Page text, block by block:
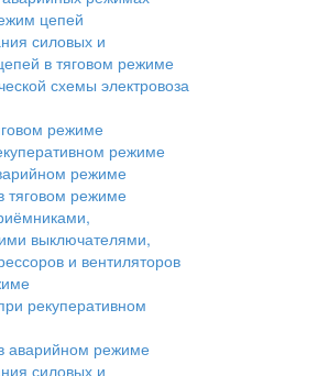
цепей
силовых и
в тяговом режиме
схемы электровоза
режиме
режиме
режиме
тяговом режиме
выключателями,
и вентиляторов
рекуперативном
аварийном режиме
силовых и